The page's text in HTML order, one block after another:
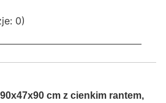
0)
cm z cienkim rantem,